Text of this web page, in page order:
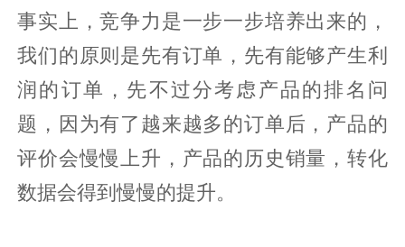
事实上，竞争力是一步一步培养出来的，
我们的原则是先有订单，先有能够产生利
润的订单，先不过分考虑产品的排名问
题，因为有了越来越多的订单后，产品的
评价会慢慢上升，产品的历史销量，转化
数据会得到慢慢的提升。